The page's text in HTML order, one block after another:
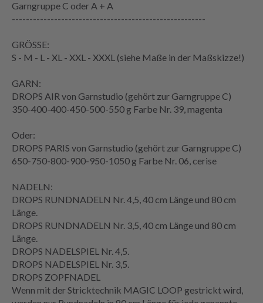
Garngruppe C oder A + A
-------------------------------------------------------
GRÖSSE:
S - M - L - XL - XXL - XXXL (siehe Maße in der Maßskizze!)
GARN:
DROPS AIR von Garnstudio (gehört zur Garngruppe C)
350-400-400-450-500-550 g Farbe Nr. 39, magenta
Oder:
DROPS PARIS von Garnstudio (gehört zur Garngruppe C)
650-750-800-900-950-1050 g Farbe Nr. 06, cerise
NADELN:
DROPS RUNDNADELN Nr. 4,5, 40 cm Länge und 80 cm
Länge.
DROPS RUNDNADELN Nr. 3,5, 40 cm Länge und 80 cm
Länge.
DROPS NADELSPIEL Nr. 4,5.
DROPS NADELSPIEL Nr. 3,5.
DROPS ZOPFNADEL
Wenn mit der Stricktechnik MAGIC LOOP gestrickt wird,